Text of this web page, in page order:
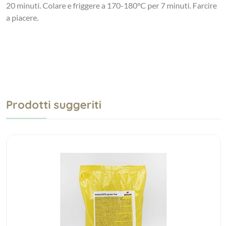
20 minuti. Colare e friggere a 170-180°C per 7 minuti. Farcire
a piacere.
Prodotti suggeriti